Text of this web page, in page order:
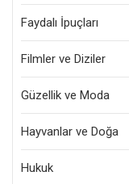
Faydalı İpuçları
Filmler ve Diziler
Güzellik ve Moda
Hayvanlar ve Doğa
Hukuk